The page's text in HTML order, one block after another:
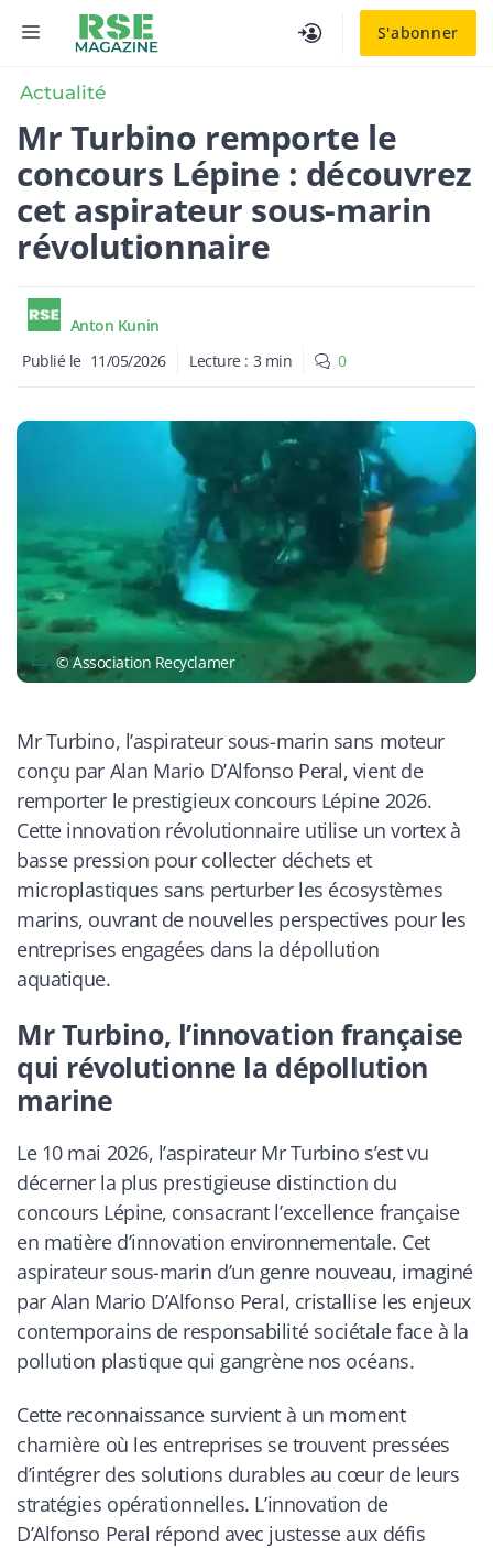
S'abonner
MENU
Actualité
Mr Turbino remporte le
concours Lépine : découvrez
cet aspirateur sous-marin
révolutionnaire
Anton Kunin
Publié le 11/05/2026 Lecture : 3 min 0
© Association Recyclamer
Mr Turbino, l’aspirateur sous-marin sans moteur
conçu par Alan Mario D’Alfonso Peral, vient de
remporter le prestigieux concours Lépine 2026.
Cette innovation révolutionnaire utilise un vortex à
basse pression pour collecter déchets et
microplastiques sans perturber les écosystèmes
marins, ouvrant de nouvelles perspectives pour les
entreprises engagées dans la dépollution
aquatique.
Mr Turbino, l’innovation française
qui révolutionne la dépollution
marine
Le 10 mai 2026, l’aspirateur Mr Turbino s’est vu
décerner la plus prestigieuse distinction du
concours Lépine, consacrant l’excellence française
en matière d’innovation environnementale. Cet
aspirateur sous-marin d’un genre nouveau, imaginé
par Alan Mario D’Alfonso Peral, cristallise les enjeux
contemporains de responsabilité sociétale face à la
pollution plastique qui gangrène nos océans.
Cette reconnaissance survient à un moment
charnière où les entreprises se trouvent pressées
d’intégrer des solutions durables au cœur de leurs
stratégies opérationnelles. L’innovation de
D’Alfonso Peral répond avec justesse aux défis